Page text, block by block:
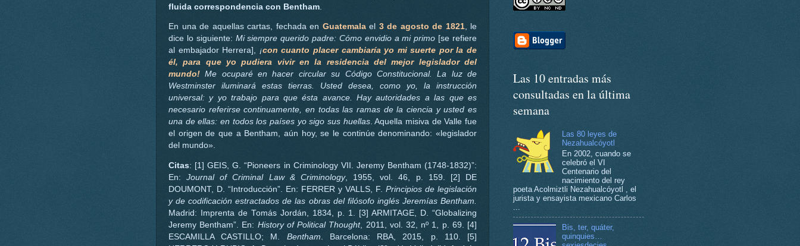
fluida correspondencia con Bentham
En una de aquellas cartas, fechada en Guatemala el 3 de agosto de 1821, le
dice lo siguiente: Mi siempre querido padre: Cómo envidio a mi primo [se refiere
al embajador Herrera], ¡con cuanto placer cambiaría yo mi suerte por la de
él, para que yo pudiera vivir en la residencia del mejor legislador del
mundo! Me ocuparé en hacer circular su Código Constitucional. La luz de
Westminster iluminará estas tierras. Usted desea, como yo, la instrucción
universal: y yo trabajo para que ésta avance. Hay autoridades a las que es
necesario referirse continuamente, en todas las ramas de la ciencia y usted es
una de ellas: en todos los países yo sigo sus huellas. Aquella misiva de Valle fue
el origen de que a Bentham, aún hoy, se le continúe denominando: «legislador
del mundo».
Citas: [1] GEIS, G. “Pioneers in Criminology VII. Jeremy Bentham (1748-1832)”:
En:Journal of Criminal Law & Criminology, 1955, vol. 46, p. 159. [2] DE
DOUMONT, D. “Introducción”. En: FERRER y VALLS, F. Principios de legislación
y de codificación estractados de las obras del filósofo inglés Jeremías Bentham.
Madrid: Imprenta de Tomás Jordán, 1834, p. 1. [3] ARMITAGE, D. “Globalizing
Jeremy Bentham”. En: History of Political Thought, 2011, vol. 32, nº 1, p. 69. [4]
ESCAMILLA CASTILLO; M. Bentham . Barcelona: RBA, 2015, p. 110. [5]
Las 10 entradas más
consultadas en la última
semana
Las 80 leyes de
Nezahualcóyotl
En 2002, cuando se
celebró el VI
Centenario del
nacimiento del rey
poeta Acolmiztli Nezahualcóyotl , el
jurista y ensayista mexicano Carlos
Bis, ter, quáter,
quinquies…